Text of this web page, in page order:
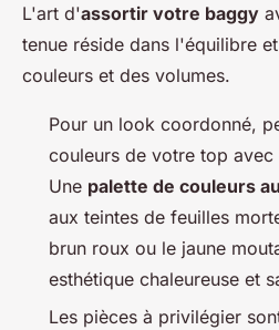
L'art d'assortir votre baggy
tenue réside dans l'équilibre
couleurs et des volumes.
Pour un look coordonné,
couleurs de votre top
Une palette de couleurs
aux teintes de feuilles
brun roux ou le jaune
esthétique chaleureuse et
Les pièces à privilégier